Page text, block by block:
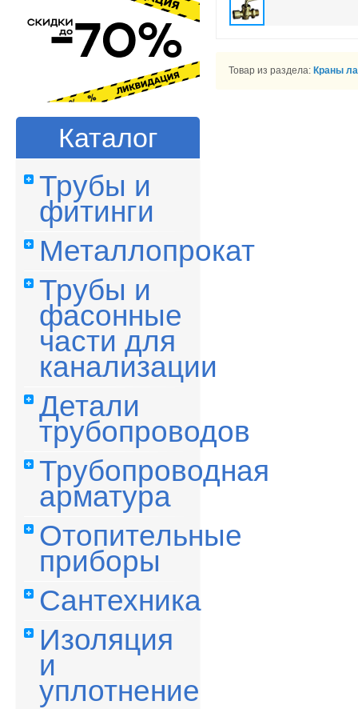
Каталог
Трубы и
фитинги
Металлопрокат
Трубы и
фасонные
части для
канализации
Детали
трубопроводов
Трубопроводная
арматура
Отопительные
приборы
Сантехника
Изоляция
и
уплотнение
Товар из раздела: Краны